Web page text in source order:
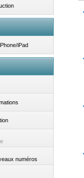
iPad
numéros